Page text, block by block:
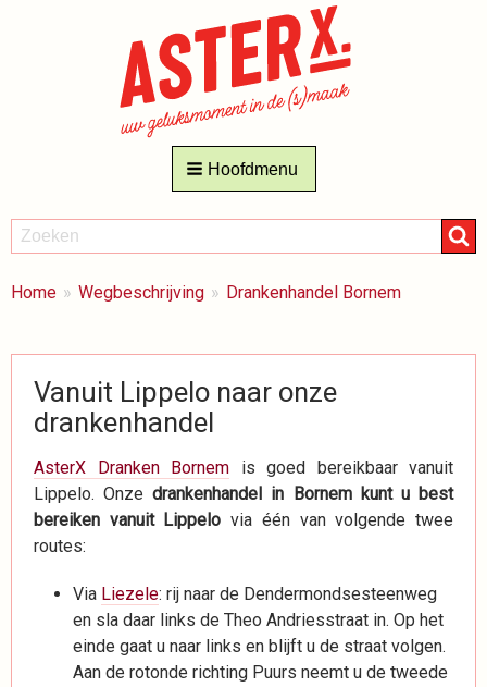
Hoofdmenu
ZOEKEN
Zoeken
BREADCRUMBS
Je
Home Wegbeschrijving Drankenhandel Bornem
Vanuit Lippelo naar onze
drankenhandel
AsterX Dranken Bornem is goed bereikbaar vanuit
Lippelo. Onzedrankenhandel in Bornem kunt u best
bereiken vanuit Lippelo via één van volgende twee
routes:
Via Liezele: rij naar de Dendermondsesteenweg
en sla daar links de Theo Andriesstraat in. Op het
einde gaat u naar links en blijft u de straat volgen.
Aan de rotonde richting Puurs neemt u de tweede